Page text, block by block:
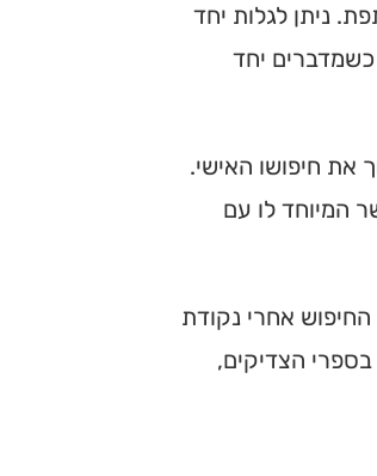
ניתן לגלות יחד
יחד
את חיפושו האישי.
המיוחד לו עם
החיפוש אחרי נקודת
הצדיקים,